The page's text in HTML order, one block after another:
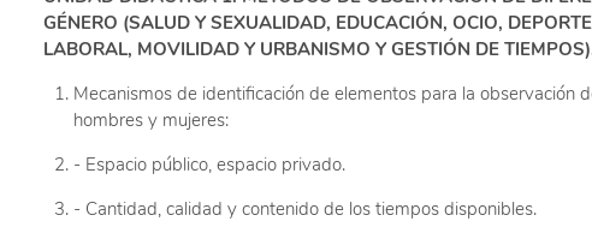
GÉNERO (SALUD Y SEXUALIDAD, EDUCACIÓN, OCIO,
LABORAL, MOVILIDAD Y URBANISMO Y GESTIÓN DE
Mecanismos de identificación de elementos para la observación
hombres y mujeres:
- Espacio público, espacio privado.
- Cantidad, calidad y contenido de los tiempos disponibles.